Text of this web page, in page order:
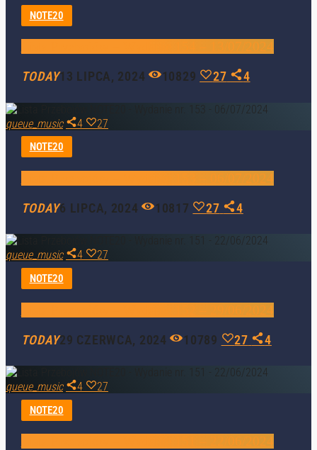
NOTE20
Lista Przebojów – Wydanie 154 – 13/07/2024
TODAY13 LIPCA, 2024 10829 27 4
queue_music 4 27
NOTE20
Lista Przebojów – Wydanie 153 – 06/07/2024
TODAY6 LIPCA, 2024 10817 27 4
queue_music 4 27
NOTE20
Lista Przebojów – Wydanie 152 – 29/06/2024
TODAY29 CZERWCA, 2024 10789 27 4
queue_music 4 27
NOTE20
Lista Przebojów – Wydanie 151 – 22/06/2024